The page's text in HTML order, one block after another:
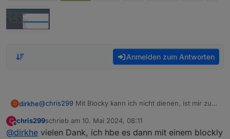
Anmelden zum Antworten
D dirkhe@chris299 Mit Blocky kann ich nicht dienen, ist mir zu
Aber du hast ja die ganzen Datenpunkte:
(function(){
C
Offline
chris299schrieb am 10. Mai 2024, 08:11
zuletzt editiert von
@dirkhe vielen Dank, ich hbe es dann mit einem blockly